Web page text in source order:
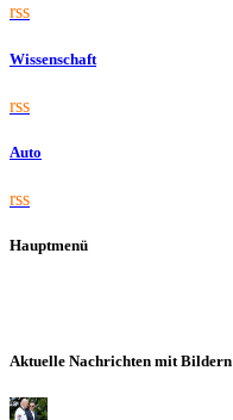
rss
Wissenschaft
rss
Auto
rss
Hauptmenü
Aktuelle Nachrichten mit Bildern